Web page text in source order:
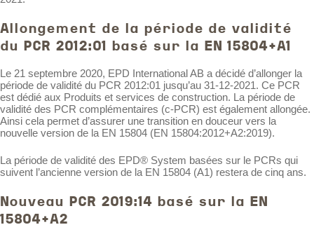
Allongement de la période de validité
du PCR 2012:01 basé sur la EN 15804+A1
Le 21 septembre 2020, EPD International AB a décidé d’allonger la
période de validité du PCR 2012:01 jusqu’au 31-12-2021. Ce PCR
est dédié aux Produits et services de construction. La période de
validité des PCR complémentaires (c-PCR) est également allongée.
Ainsi cela permet d’assurer une transition en douceur vers la
nouvelle version de la EN 15804 (EN 15804:2012+A2:2019).
La période de validité des EPD® System basées sur le PCRs qui
suivent l’ancienne version de la EN 15804 (A1) restera de cinq ans.
Nouveau PCR 2019:14 basé sur la EN
15804+A2